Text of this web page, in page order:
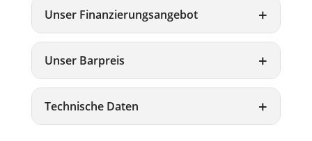
Unser Finanzierungsangebot
Unser Barpreis
Technische Daten